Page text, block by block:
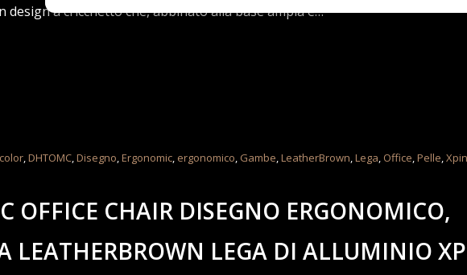
a cricchetto che, abbinato alla base ampia e…
color,DHTOMC,Disegno,Ergonomic, ergonomico, Gambe,LeatherBrown,Lega, Office,Pelle,
OFFICE CHAIR DISEGNO ERGONOMICO,
LEATHERBROWN LEGA DI ALLUMINIO